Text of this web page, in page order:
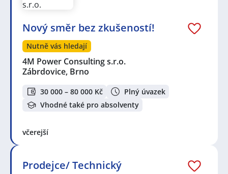
Nový směr bez zkušeností!
Nutně vás hledají
4M Power Consulting s.r.o.
Zábrdovice, Brno
30 000 – 80 000 Kč
Plný úvazek
Vhodné také pro absolventy
včerejší
Prodejce/ Technický